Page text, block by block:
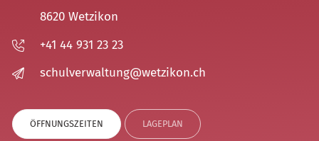
8620 Wetzikon
+41 44 931 23 23
sch lv rw lt ng w tz k n ch
ÖFFNUNGSZEITEN LAGEPLAN